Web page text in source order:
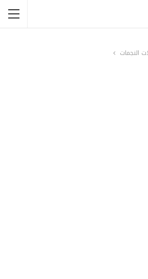
النجمات